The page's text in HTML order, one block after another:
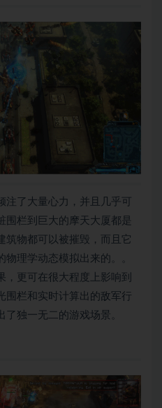
了大量心力，并且几乎可
围栏到巨大的摩天大厦都是
筑物都可以被摧毁，而且它
理学动态模拟出来的。。
，更可在很大程度上影响到
围栏和实时计算出的敌军行
独一无二的游戏场景。